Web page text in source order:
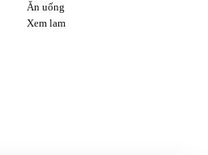
Ăn uống
Xem lam